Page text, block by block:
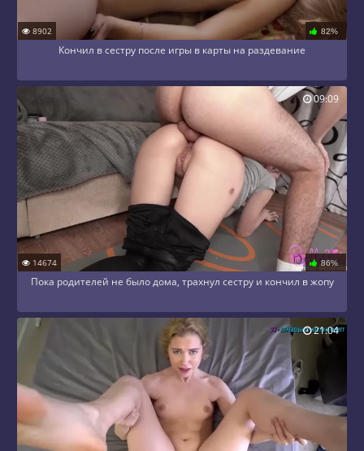
8902 82%
Кончил в сестру после игры в карты на раздевание
14674 86%
Пока родителей не было дома, трахнул сестру и кончил в жопу
09:09
21:04